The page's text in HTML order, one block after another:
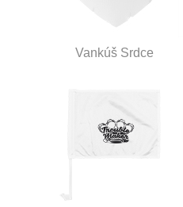
Vankúš Srdce